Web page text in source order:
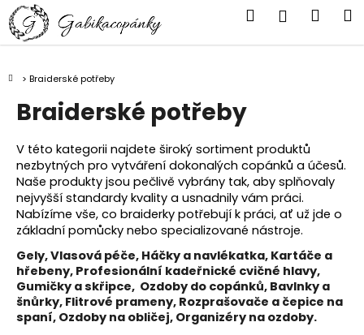
Přejít
na
obsah
Hledat
košík
Domů
Braiderské potřeby
Braiderské potřeby
V této kategorii najdete široký sortiment produktů
nezbytných pro vytváření dokonalých copánků a účesů.
Naše produkty jsou pečlivě vybrány tak, aby splňovaly
nejvyšší standardy kvality a usnadnily vám práci.
Nabízíme vše, co braiderky potřebují k práci, ať už jde o
základní pomůcky nebo specializované nástroje.
Gely, Vlasová péče, Háčky a navlékatka, Kartáče a
hřebeny, Profesionální kadeřnické cvičné hlavy,
Gumičky a skřipce, Ozdoby do copánků, Bavlnky a
šnůrky, Flitrové prameny, Rozprašovače a čepice na
spaní, Ozdoby na obličej, Organizéry na ozdoby.
K
o
š Zpět
Zpět
C
o
o
t
ř
e
b
u
j
e
t